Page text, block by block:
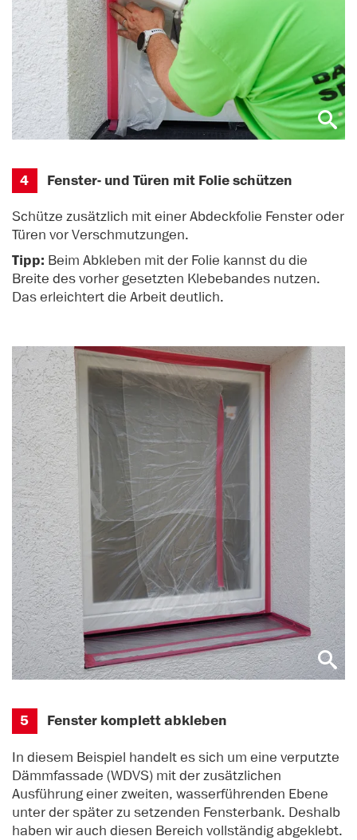
4 Fenster- und Türen mit Folie schützen
Schütze zusätzlich mit einer Abdeckfolie Fenster oder
Türen vor Verschmutzungen.
Tipp: Beim Abkleben mit der Folie kannst du die
Breite des vorher gesetzten Klebebandes nutzen.
Das erleichtert die Arbeit deutlich.
5 Fenster komplett abkleben
In diesem Beispiel handelt es sich um eine verputzte
Dämmfassade (WDVS) mit der zusätzlichen
Ausführung einer zweiten, wasserführenden Ebene
unter der später zu setzenden Fensterbank. Deshalb
haben wir auch diesen Bereich vollständig abgeklebt.